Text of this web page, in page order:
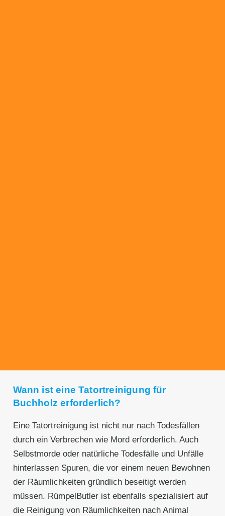
Wann ist eine Tatortreinigung für
Buchholz erforderlich?
Eine Tatortreinigung ist nicht nur nach Todesfällen
durch ein Verbrechen wie Mord erforderlich. Auch
Selbstmorde oder natürliche Todesfälle und Unfälle
hinterlassen Spuren, die vor einem neuen Bewohnen
der Räumlichkeiten gründlich beseitigt werden
müssen. RümpelButler ist ebenfalls spezialisiert auf
die Reinigung von Räumlichkeiten nach Animal